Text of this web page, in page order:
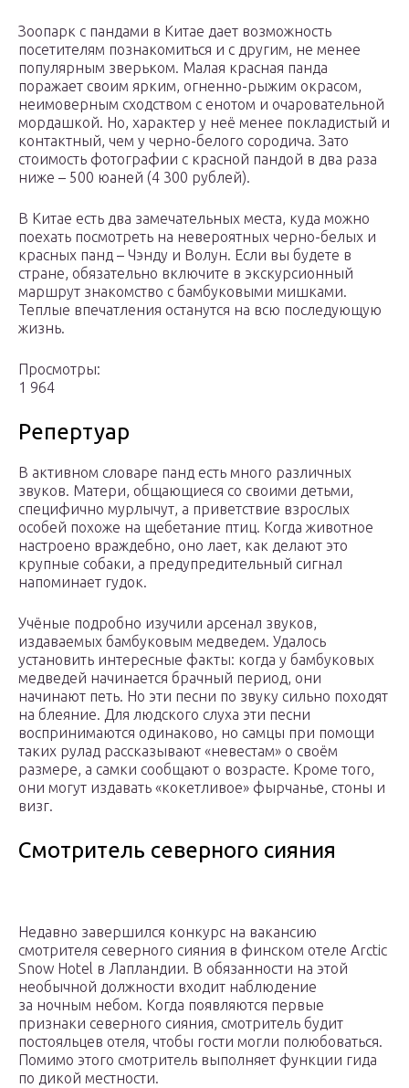
Зоопарк с пандами в Китае дает возможность
посетителям познакомиться и с другим, не менее
популярным зверьком. Малая красная панда
поражает своим ярким, огненно-рыжим окрасом,
неимоверным сходством с енотом и очаровательной
мордашкой. Но, характер у неё менее покладистый и
контактный, чем у черно-белого сородича. Зато
стоимость фотографии с красной пандой в два раза
ниже – 500 юаней (4 300 рублей).
В Китае есть два замечательных места, куда можно
поехать посмотреть на невероятных черно-белых и
красных панд – Чэнду и Волун. Если вы будете в
стране, обязательно включите в экскурсионный
маршрут знакомство с бамбуковыми мишками.
Теплые впечатления останутся на всю последующую
жизнь.
Просмотры:
1 964
Репертуар
В активном словаре панд есть много различных
звуков. Матери, общающиеся со своими детьми,
специфично мурлычут, а приветствие взрослых
особей похоже на щебетание птиц. Когда животное
настроено враждебно, оно лает, как делают это
крупные собаки, а предупредительный сигнал
напоминает гудок.
Учёные подробно изучили арсенал звуков,
издаваемых бамбуковым медведем. Удалось
установить интересные факты: когда у бамбуковых
медведей начинается брачный период, они
начинают петь. Но эти песни по звуку сильно походят
на блеяние. Для людского слуха эти песни
воспринимаются одинаково, но самцы при помощи
таких рулад рассказывают «невестам» о своём
размере, а самки сообщают о возрасте. Кроме того,
они могут издавать «кокетливое» фырчанье, стоны и
визг.
Смотритель северного сияния
Недавно завершился конкурс на вакансию
смотрителя северного сияния в финском отеле Arctic
Snow Hotel в Лапландии. В обязанности на этой
необычной должности входит наблюдение
за ночным небом. Когда появляются первые
признаки северного сияния, смотритель будит
постояльцев отеля, чтобы гости могли полюбоваться.
Помимо этого смотритель выполняет функции гида
по дикой местности.